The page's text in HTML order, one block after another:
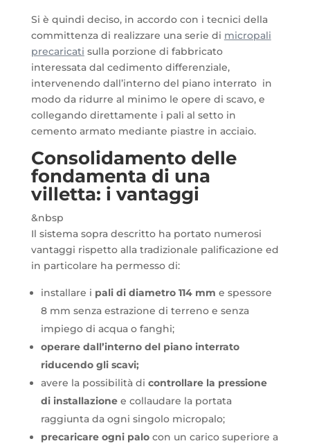
Si è quindi deciso, in accordo con i tecnici della
committenza di realizzare una serie di micropali
precaricati sulla porzione di fabbricato
interessata dal cedimento differenziale,
intervenendo dall’interno del piano interrato in
modo da ridurre al minimo le opere di scavo, e
collegando direttamente i pali al setto in
cemento armato mediante piastre in acciaio.
Consolidamento delle
fondamenta di una
villetta: i vantaggi
&nbsp
Il sistema sopra descritto ha portato numerosi
vantaggi rispetto alla tradizionale palificazione ed
in particolare ha permesso di:
installare i pali di diametro 114 mm e spessore
8 mm senza estrazione di terreno e senza
impiego di acqua o fanghi;
operare dall’interno del piano interrato
riducendo gli scavi;
avere la possibilità di controllare la pressione
di installazionee collaudare la portata
raggiunta da ogni singolo micropalo;
precaricare ogni palocon un carico superiore a